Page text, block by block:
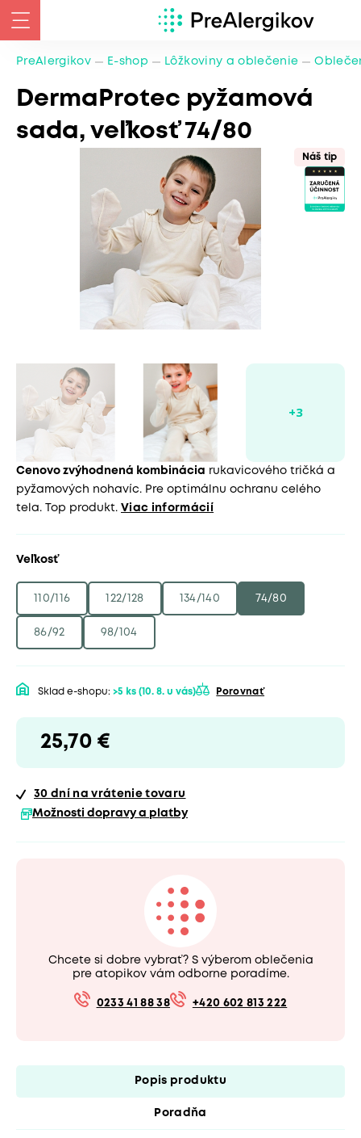
PreAlergikov E-shop Lôžkoviny a oblečenie
DermaProtec pyžamová
sada, veľkosť 74/80
Náš tip
Cenovo zvýhodnená kombinácia rukavicového tričká a
pyžamových nohavíc. Pre optimálnu ochranu celého
tela. Top produkt. Viac informácií
Veľkosť
110/116 122/128 134/140 74/80
86/92 98/104
Sklad e-shopu: >5 ks (10. 8. u vás) Porovnať
25,70 €
30 dní na vrátenie tovaru
Možnosti dopravy a platby
Chcete si dobre vybrať? S výberom oblečenia
pre atopikov vám odborne poradíme.
0233 41 88 38 +420 602 813 222
Popis produktu
Poradňa